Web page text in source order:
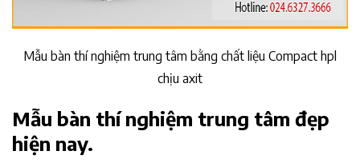
Mẫu bàn thí nghiệm trung tâm bằng chất liệu Compact hpl
chịu axit
Mẫu bàn thí nghiệm trung tâm đẹp
hiện nay.